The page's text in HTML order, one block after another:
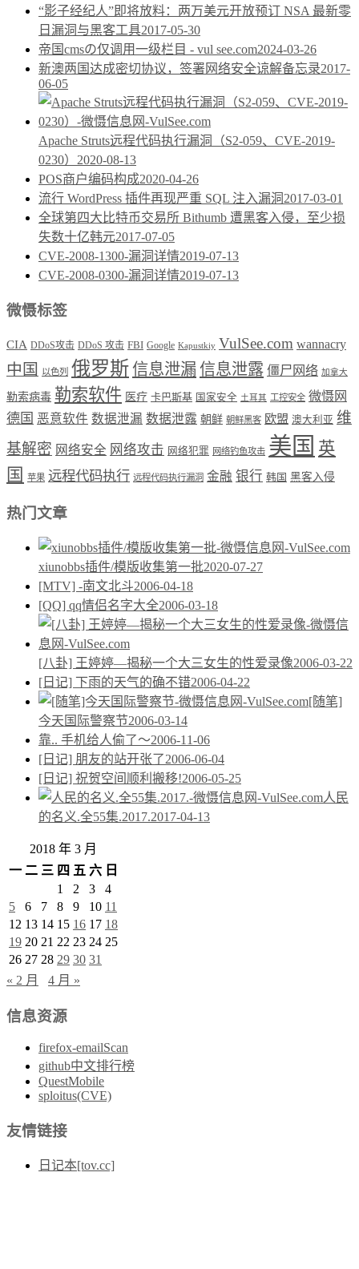
“影子经纪人”即将放料：两万美元开放预订 NSA 最新零
日漏洞与黑客工具2017-05-30
帝国cmsの仅调用一级栏目 - vul see.com2024-03-26
新澳两国达成密切协议，签署网络安全谅解备忘录2017-
06-05
Apache Struts远程代码执行漏洞（S2-059、CVE-2019-
0230） 2020-08-13
POS商户编码构成2020-04-26
流行 WordPress 插件再现严重 SQL 注入漏洞 2017-03-01
全球第四大比特币交易所 Bithumb 遭黑客入侵，至少损
失数十亿韩元2017-07-05
CVE-2008-1300-漏洞详情2019-07-13
CVE-2008-0300-漏洞详情2019-07-13
微慑标签
CIA DDoS攻击 DDoS 攻击 FBI Google Kapustkiy VulSee.com wannacry
中国 以色列 俄罗斯信息泄漏信息泄露 僵尸网络 加拿大
勒索病毒 勒索软件 医疗 卡巴斯基 国家安全 土耳其 工控安全 微慑网
德国 恶意软件 数据泄漏 数据泄露 朝鲜 朝鲜黑客 欧盟 澳大利亚 维
基解密 网络安全 网络攻击 网络犯罪 网络钓鱼攻击 美国 英
国
苹果 远程代码执行 远程代码执行漏洞 金融 银行 韩国 黑客入侵
热门文章
xiunobbs插件/模版收集第一批2020-07-27
[MTV] -南文北斗2006-04-18
[QQ] qq情侣名字大全2006-03-18
[八卦] 王婷婷—揭秘一个大三女生的性爱录像2006-03-22
[日记] 下雨的天气的确不错2006-04-22
[随笔]
今天国际警察节2006-03-14
靠.. 手机给人偷了～2006-11-06
[日记] 朋友的站开张了2006-06-04
[日记] 祝贺空间顺利搬移!2006-05-25
人民
的名义.全55集.2017.2017-04-13
2018 年 3 月
一 二 三 四 五 六 日
1
2 3
4
5
6 7 8 9 10 11
12 13 14 15 16 17 18
19 20 21 22 23 24 25
26 27 28 29 30 31
« 2 月
4 月 »
信息资源
firefox-emailScan
github中文排行榜
QuestMobile
sploitus(CVE)
友情链接
日记本[tov.cc]